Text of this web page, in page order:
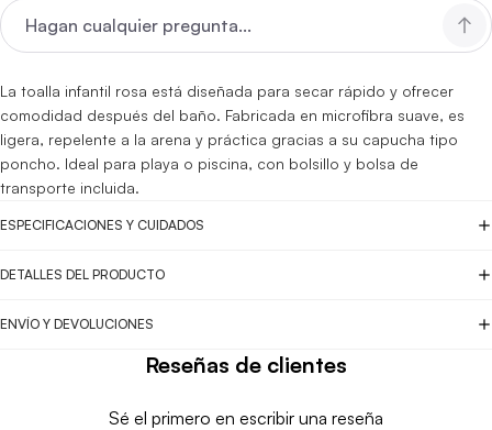
La toalla infantil rosa está diseñada para secar rápido y ofrecer
comodidad después del baño. Fabricada en microfibra suave, es
ligera, repelente a la arena y práctica gracias a su capucha tipo
poncho. Ideal para playa o piscina, con bolsillo y bolsa de
transporte incluida.
ESPECIFICACIONES Y CUIDADOS
DETALLES DEL PRODUCTO
ENVÍO Y DEVOLUCIONES
Reseñas de clientes
Sé el primero en escribir una reseña